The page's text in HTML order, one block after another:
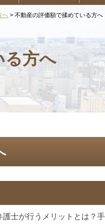
へ > 不動産の評価額で揉めている方へ
る方へ
士が行うメリットとは？